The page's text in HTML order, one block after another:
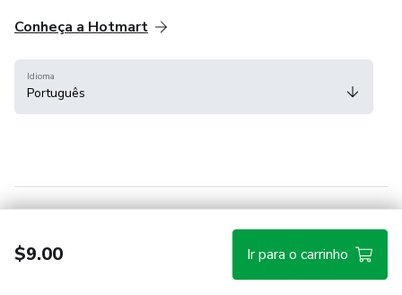
$9.00 Ir para o carrinho
Conheça a Hotmart
Idioma
Português
Hotmart — 2011-2026 © Todos os direitos reservados.